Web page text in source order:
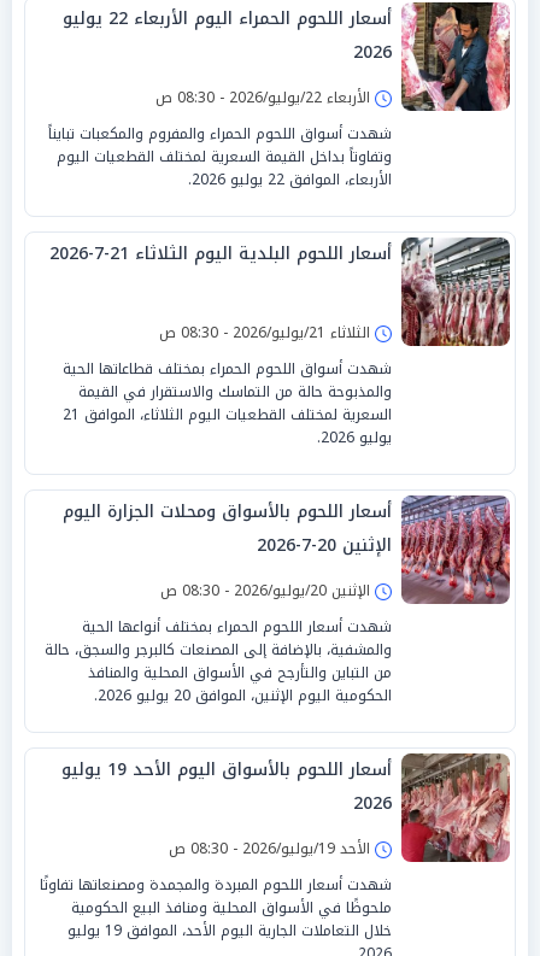
أسعار اللحوم الحمراء اليوم الأربعاء 22 يوليو
2026
الأربعاء 22/يوليو/2026 - 08:30 ص
شهدت أسواق اللحوم الحمراء والمفروم والمكعبات تبايناً
وتفاوتاً بداخل القيمة السعرية لمختلف القطعيات اليوم
الأربعاء، الموافق 22 يوليو 2026.
أسعار اللحوم البلدية اليوم الثلاثاء 21-7-2026
الثلاثاء 21/يوليو/2026 - 08:30 ص
شهدت أسواق اللحوم الحمراء بمختلف قطاعاتها الحية
والمذبوحة حالة من التماسك والاستقرار في القيمة
السعرية لمختلف القطعيات اليوم الثلاثاء، الموافق 21
يوليو 2026.
أسعار اللحوم بالأسواق ومحلات الجزارة اليوم
الإثنين 20-7-2026
الإثنين 20/يوليو/2026 - 08:30 ص
شهدت أسعار اللحوم الحمراء بمختلف أنواعها الحية
والمشفية، بالإضافة إلى المصنعات كالبرجر والسجق، حالة
من التباين والتأرجح في الأسواق المحلية والمنافذ
الحكومية اليوم الإثنين، الموافق 20 يوليو 2026.
أسعار اللحوم بالأسواق اليوم الأحد 19 يوليو
2026
الأحد 19/يوليو/2026 - 08:30 ص
شهدت أسعار اللحوم المبردة والمجمدة ومصنعاتها تفاوتًا
ملحوظًا في الأسواق المحلية ومنافذ البيع الحكومية
خلال التعاملات الجارية اليوم الأحد، الموافق 19 يوليو